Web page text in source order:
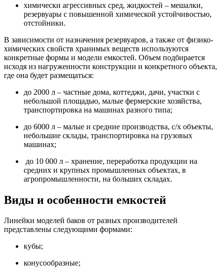
химически агрессивных сред, жидкостей – мешалки,
резервуары с повышенной химической устойчивостью,
отстойники.
В зависимости от назначения резервуаров, а также от физико-
химических свойств хранимых веществ используются
конкретные формы и модели емкостей. Объем подбирается
исходя из нагруженности конструкции и конкретного объекта,
где она будет размещаться:
до 2000 л – частные дома, коттеджи, дачи, участки с
небольшой площадью, малые фермерские хозяйства,
транспортировка на машинах разного типа;
до 6000 л – малые и средние производства, с/х объекты,
небольшие склады, транспортировка на грузовых
машинах;
до 10 000 л – хранение, переработка продукции на
средних и крупных промышленных объектах, в
агропромышленности, на больших складах.
Виды и особенности емкостей
Линейки моделей баков от разных производителей
представлены следующими формами:
кубы;
конусообразные;